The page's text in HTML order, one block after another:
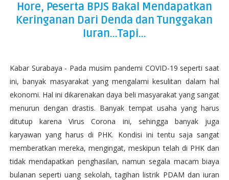
Hore, Peserta BPJS Bakal Mendapatkan
Keringanan Dari Denda dan Tunggakan
Iuran...Tapi...
Kabar Surabaya - Pada musim pandemi COVID-19 seperti saat
ini, banyak masyarakat yang mengalami kesulitan dalam hal
ekonomi. Hal ini dikarenakan daya beli masyarakat yang sangat
menurun dengan drastis. Banyak tempat usaha yang harus
ditutup karena Virus Corona ini, sehingga banyak juga
karyawan yang harus di PHK. Kondisi ini tentu saja sangat
memberatkan mereka, mengingat, meskipun telah di PHK dan
tidak mendapatkan penghasilan, namun segala macam biaya
bulanan seperti uang sekolah, tagihan listrik PDAM dan iuran